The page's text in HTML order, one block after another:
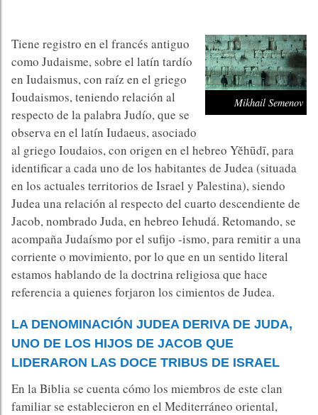
Mikhail Semenov
Tiene registro en el francés antiguo
como Judaisme, sobre el latín tardío
en Iudaismus, con raíz en el griego
Ioudaismos, teniendo relación al
respecto de la palabra Judío, que se
observa en el latín Iudaeus, asociado
al griego Ioudaios, con origen en el hebreo Yĕhūdī, para
identificar a cada uno de los habitantes de Judea (situada
en los actuales territorios de Israel y Palestina), siendo
Judea una relación al respecto del cuarto descendiente de
Jacob, nombrado Juda, en hebreo Iehudá. Retomando, se
acompaña Judaísmo por el sufijo -ismo, para remitir a una
corriente o movimiento, por lo que en un sentido literal
estamos hablando de la doctrina religiosa que hace
referencia a quienes forjaron los cimientos de Judea.
LA DENOMINACIÓN JUDEA DERIVA DE JUDA,
UNO DE LOS HIJOS DE JACOB QUE
LIDERARON LAS DOCE TRIBUS DE ISRAEL
En la Biblia se cuenta cómo los miembros de este clan
familiar se establecieron en el Mediterráneo oriental,